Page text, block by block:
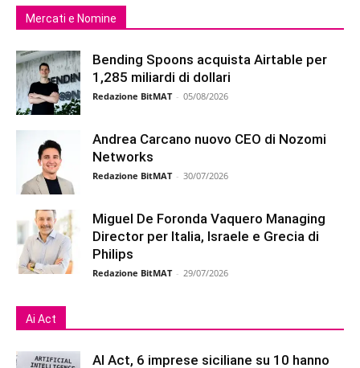
Mercati e Nomine
Bending Spoons acquista Airtable per
1,285 miliardi di dollari
Redazione BitMAT - 05/08/2026
Andrea Carcano nuovo CEO di Nozomi
Networks
Redazione BitMAT - 30/07/2026
Miguel De Foronda Vaquero Managing
Director per Italia, Israele e Grecia di
Philips
Redazione BitMAT - 29/07/2026
Ai Act
AI Act, 6 imprese siciliane su 10 hanno